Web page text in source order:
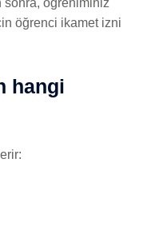
sonra, öğreniminiz
öğrenci ikamet izni
hangi